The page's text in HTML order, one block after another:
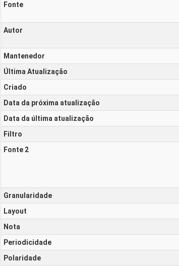
Fonte
Autor
Mantenedor
Última Atualização
Criado
Data da próxima atualização
Data da última atualização
Filtro
Fonte 2
Granularidade
Layout
Nota
Periodicidade
Polaridade